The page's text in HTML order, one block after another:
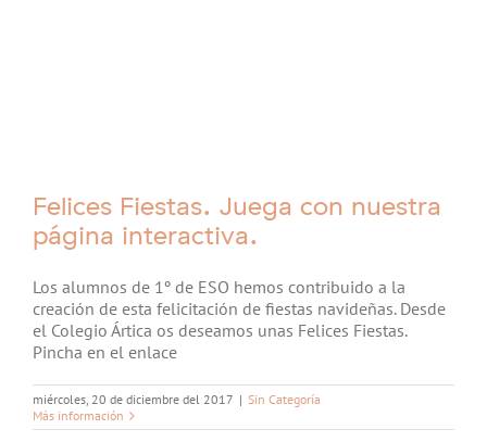
Felices Fiestas. Juega con nuestra
página interactiva.
Los alumnos de 1º de ESO hemos contribuido a la
creación de esta felicitación de fiestas navideñas. Desde
el Colegio Ártica os deseamos unas Felices Fiestas.
Pincha en el enlace
miércoles, 20 de diciembre del 2017 | Sin Categoría
Más información